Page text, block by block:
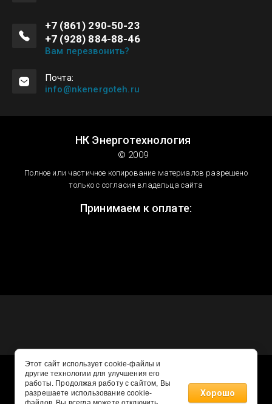
+7 (861) 290-50-23
+7 (928) 884-88-46
Вам перезвонить?
Почта:
info@nkenergoteh.ru
НК Энерготехнология
© 2009
Полное или частичное копирование материалов разрешено
только с согласия владельца сайта
Принимаем к оплате:
Этот сайт использует cookie-файлы и
другие технологии для улучшения его
работы. Продолжая работу с сайтом, Вы
разрешаете использование cookie-
Хорошо